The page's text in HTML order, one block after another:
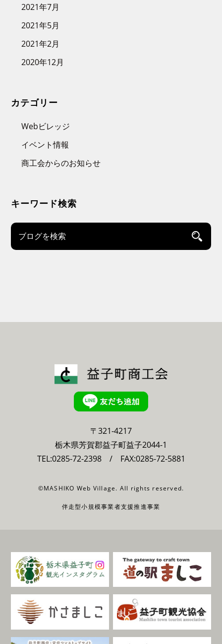
2021年7月
2021年5月
2021年2月
2020年12月
カテゴリー
Webビレッジ
イベント情報
商工会からのお知らせ
キーワード検索
〒321-4217
栃木県芳賀郡益子町益子2044-1
TEL:0285-72-2398/ FAX:0285-72-5881
©MASHIKO Web Village. All rights reserved.
伴走型小規模事業者支援推進事業